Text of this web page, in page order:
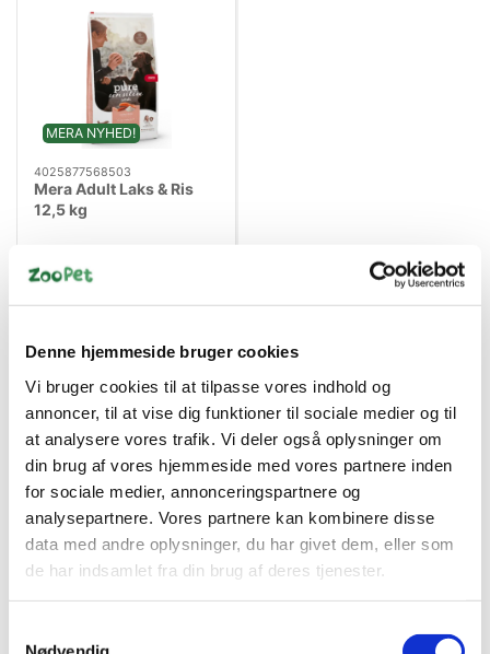
Denne hjemmeside bruger cookies
Vi bruger cookies til at tilpasse vores indhold og
annoncer, til at vise dig funktioner til sociale medier og til
at analysere vores trafik. Vi deler også oplysninger om
din brug af vores hjemmeside med vores partnere inden
for sociale medier, annonceringspartnere og
analysepartnere. Vores partnere kan kombinere disse
data med andre oplysninger, du har givet dem, eller som
de har indsamlet fra din brug af deres tjenester.
MERA NYHED!
4025877568503
Mera Adult Laks & Ris
12,5 kg
DKK 395,00
DKK 316,00 ekskl. moms